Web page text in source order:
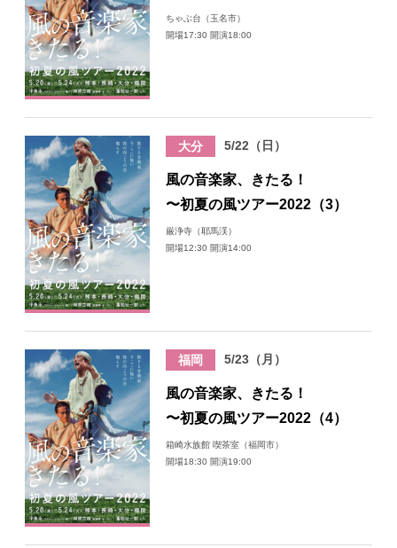
ちゃぶ台（玉名市）
開場17:30 開演18:00
大分 5/22（日）
風の音楽家、きたる！
〜初夏の風ツアー2022（3）
厳浄寺（耶馬渓）
開場12:30 開演14:00
福岡 5/23（月）
風の音楽家、きたる！
〜初夏の風ツアー2022（4）
箱崎水族館 喫茶室（福岡市）
開場18:30 開演19:00